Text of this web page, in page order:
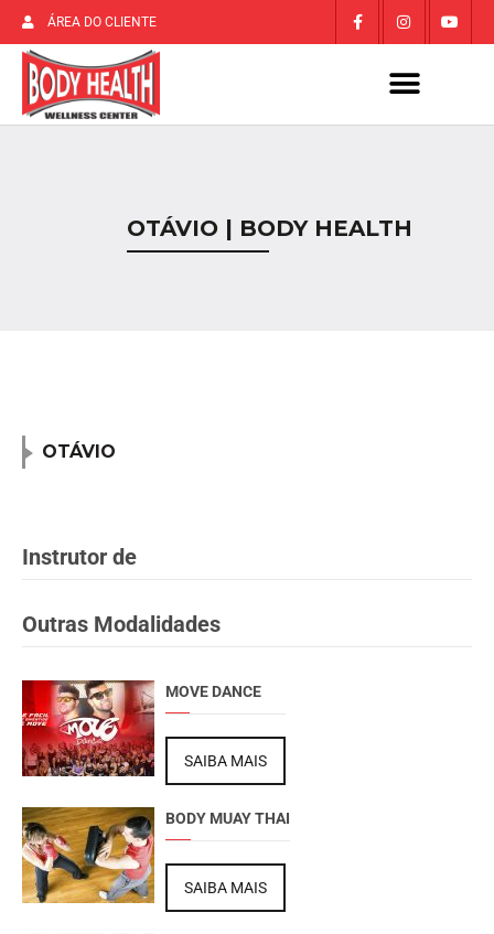
ÁREA DO CLIENTE
OTÁVIO | BODY HEALTH
OTÁVIO
Instrutor de
Outras Modalidades
MOVE DANCE
SAIBA MAIS
BODY MUAY THAI
SAIBA MAIS